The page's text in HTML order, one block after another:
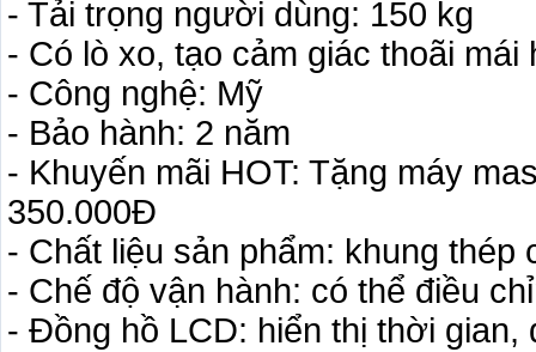
- Tải trọng người dùng: 150 kg
- Có lò xo, tạo cảm giác thoãi
- Công nghệ: Mỹ
- Bảo hành: 2 năm
- Khuyến mãi HOT: Tặng máy
350.000Đ
- Chất liệu sản phẩm: khung
- Chế độ vận hành: có thể điều
- Đồng hồ LCD: hiển thị thời